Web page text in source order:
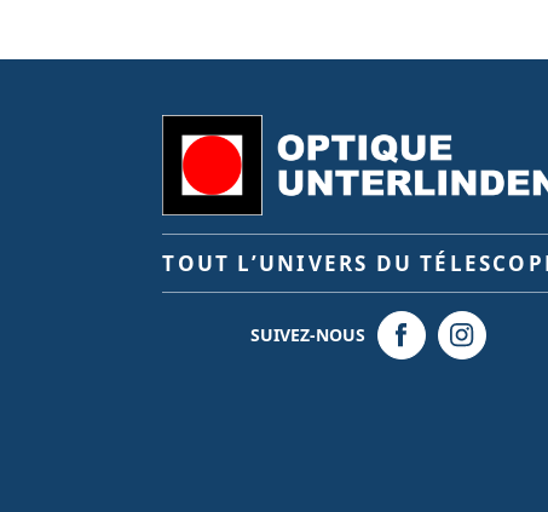
TOUT L’UNIVERS DU
SUIVEZ-NOUS